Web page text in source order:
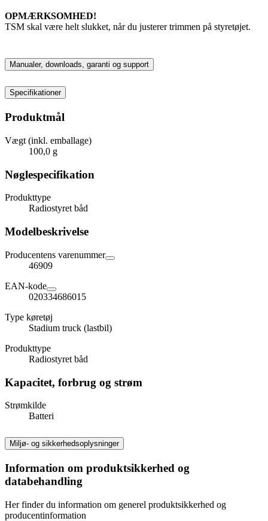
OPMÆRKSOMHED!
TSM skal være helt slukket, når du justerer trimmen på styretøjet.
Manualer, downloads, garanti og support
Specifikationer
Produktmål
Vægt (inkl. emballage)
100,0 g
Nøglespecifikation
Produkttype
Radiostyret båd
Modelbeskrivelse
Producentens varenummer
46909
EAN-kode
020334686015
Type køretøj
Stadium truck (lastbil)
Produkttype
Radiostyret båd
Kapacitet, forbrug og strøm
Strømkilde
Batteri
Miljø- og sikkerhedsoplysninger
Information om produktsikkerhed og
databehandling
Her finder du information om generel produktsikkerhed og
producentinformation